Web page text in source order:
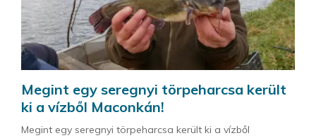
Megint egy seregnyi törpeharcsa került
ki a vízből Maconkán!
Megint egy seregnyi törpeharcsa került ki a vízből